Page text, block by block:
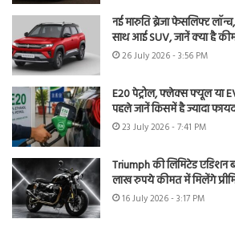
नई मारुति ब्रेजा फेसलिफ्ट
साथ आई SUV, जानें क्या है
26 July 2026 - 3:56 PM
E20 पेट्रोल, फ्लेक्स फ्यूल या
पहले जानें किसमें है ज्यादा
23 July 2026 - 7:41 PM
Triumph की लिमिटेड एडिशन
लाख रुपये कीमत में मिलेंगे
16 July 2026 - 3:17 PM